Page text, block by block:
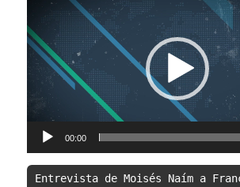
vídeo
00:00
Entrevista de Moisés Naím a